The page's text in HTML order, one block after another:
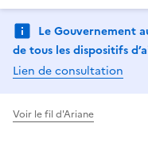
Le Gouvernement
de tous les dispositifs
Lien de consultation
Voir le fil d'Ariane